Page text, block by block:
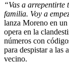
“Vas a arrepentirte
familia. Voy a
lanza Moreno en un
opera en la
números con
para despistar a las
vecino.